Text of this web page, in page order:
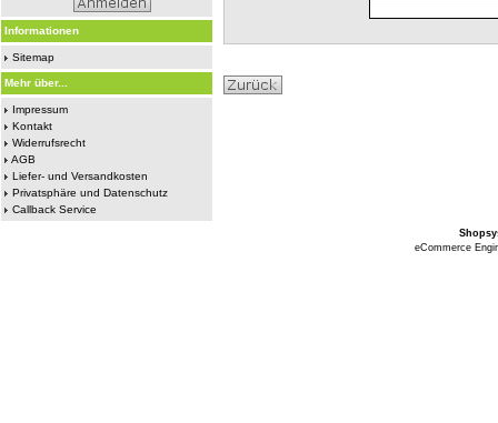
Informationen
Sitemap
Mehr über...
Impressum
Kontakt
Widerrufsrecht
AGB
Liefer- und Versandkosten
Privatsphäre und Datenschutz
Callback Service
eCommerce